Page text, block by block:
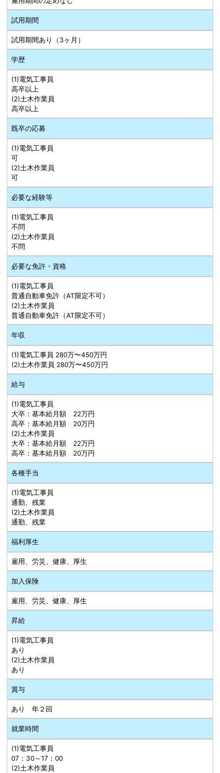
試用期間
試用期間あり（3ヶ月）
学歴
(1)電気工事員
高卒以上
(2)土木作業員
高卒以上
既卒の応募
(1)電気工事員
可
(2)土木作業員
可
必要な経験等
(1)電気工事員
不問
(2)土木作業員
不問
必要な免許・資格
(1)電気工事員
普通自動車免許（AT限定不可）
(2)土木作業員
普通自動車免許（AT限定不可）
年収
(1)電気工事員 280万〜450万円
(2)土木作業員 280万〜450万円
給与
(1)電気工事員
大卒：基本給月額 22万円
高卒：基本給月額 20万円
(2)土木作業員
大卒：基本給月額 22万円
高卒：基本給月額 20万円
各種手当
(1)電気工事員
通勤、残業
(2)土木作業員
通勤、残業
福利厚生
雇用、労災、健康、厚生
加入保険
雇用、労災、健康、厚生
昇給
(1)電気工事員
あり
(2)土木作業員
あり
賞与
あり 年２回
就業時間
(1)電気工事員
07：30～17：00
(2)土木作業員